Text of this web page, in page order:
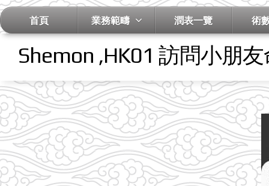
首頁 業務範疇 潤表一覽 術
Shemon ,HK01 訪問小朋